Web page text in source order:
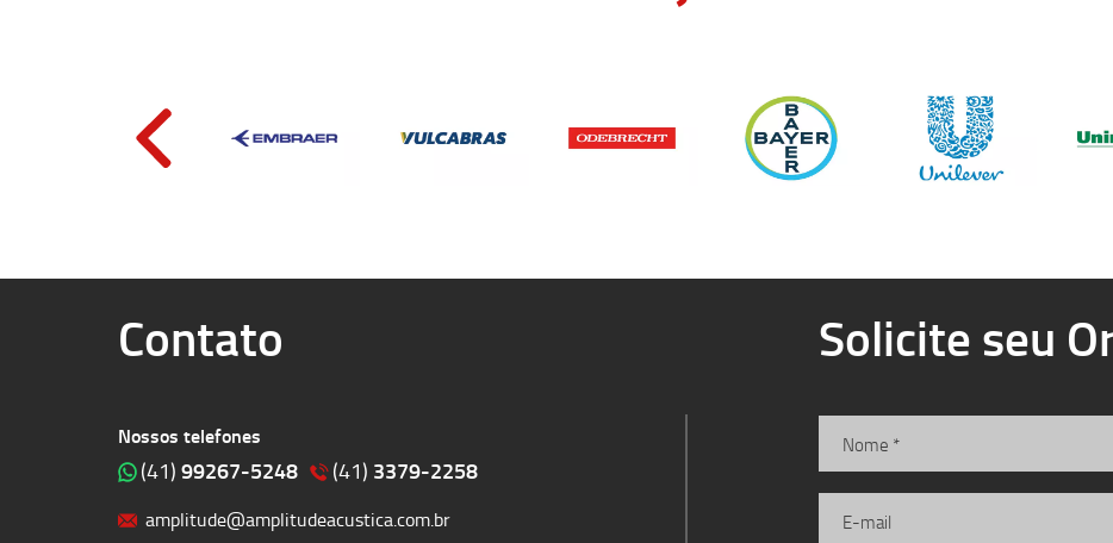
Contato
Nossos telefones
(41) 99267-5248 (41) 3379-2258
amplitude@amplitudeacustica.com.br
Solicite seu